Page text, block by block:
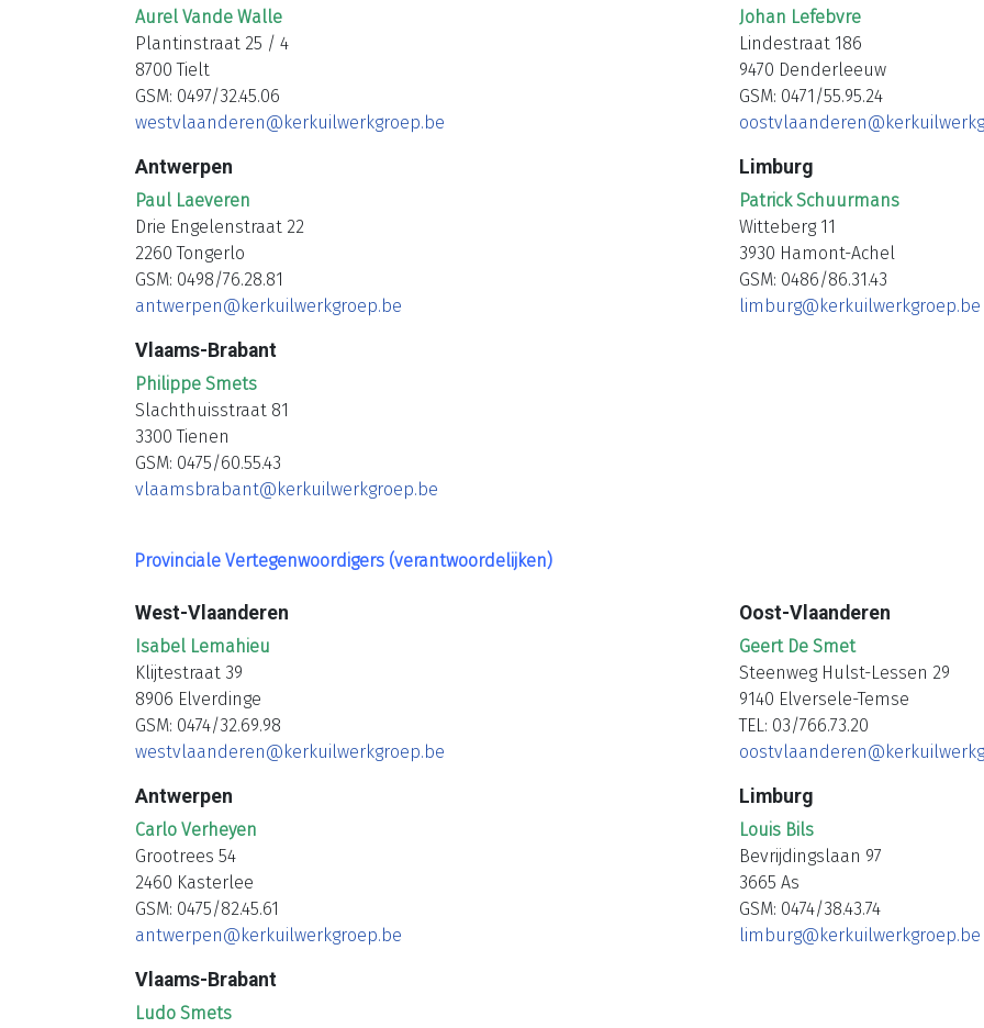
Aurel Vande Walle
Plantinstraat 25 / 4
8700 Tielt
GSM: 0497/32.45.06
westvlaanderen@kerkuilwerkgroep.be
Johan Lefebvre
Lindestraat 186
9470 Denderleeuw
GSM: 0471/55.95.24
Antwerpen
Paul Laeveren
Drie Engelenstraat 22
2260 Tongerlo
GSM: 0498/76.28.81
antwerpen@kerkuilwerkgroep.be
Limburg
Patrick Schuurmans
Witteberg 11
3930 Hamont-Achel
GSM: 0486/86.31.43
limburg@kerkuilwerkgroep.be
Vlaams-Brabant
Philippe Smets
Slachthuisstraat 81
3300 Tienen
GSM: 0475/60.55.43
vlaamsbrabant@kerkuilwerkgroep.be
Provinciale Vertegenwoordigers (verantwoordelijken)
West-Vlaanderen
Isabel Lemahieu
Klijtestraat 39
8906 Elverdinge
GSM: 0474/32.69.98
westvlaanderen@kerkuilwerkgroep.be
Oost-Vlaanderen
Geert De Smet
Steenweg Hulst-Lessen 29
9140 Elversele-Temse
TEL: 03/766.73.20
Antwerpen
Carlo Verheyen
Grootrees 54
2460 Kasterlee
GSM: 0475/82.45.61
antwerpen@kerkuilwerkgroep.be
Limburg
Louis Bils
Bevrijdingslaan 97
3665 As
GSM: 0474/38.43.74
limburg@kerkuilwerkgroep.be
Vlaams-Brabant
Ludo Smets